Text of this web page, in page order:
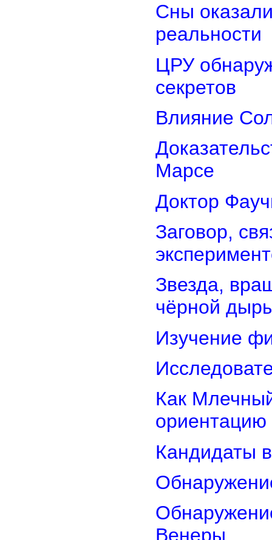
Сны
реальности
ЦРУ
секретов
Влияние
Марсе
Доктор
Заговор,
Звезда,
чёрной
Изучение
Как
ориентацию
Кандидаты
Венеры